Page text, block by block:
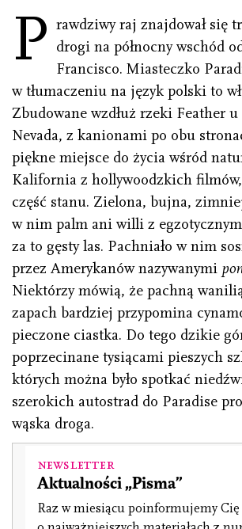
P rawdziwy raj znajdował się
drogi na północny wschód
Francisco. Miasteczko
w tłumaczeniu na język polski to
Zbudowane wzdłuż rzeki Feather
Nevada, z kanionami po obu
piękne miejsce do życia wśród
Kalifornia z hollywoodzkich
część stanu. Zielona, bujna,
w nim palm ani willi z
za to gęsty las. Pachniało w nim
przez Amerykanów nazywanymi
Niektórzy mówią, że pachną
zapach bardziej przypomina
pieczone ciastka. Do tego dzikie
poprzecinane tysiącami pieszych
których można było spotkać
szerokich autostrad do Paradise
wąska droga.
Newsletter
Aktualności „Pisma”
Raz w miesiącu poinformujemy Cię